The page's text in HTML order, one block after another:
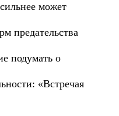
может
предательства
подумать о
«Встречая